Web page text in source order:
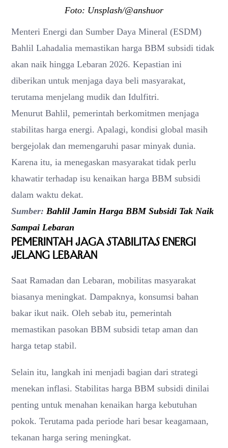
Foto: Unsplash/@anshuor
Menteri Energi dan Sumber Daya Mineral (ESDM)
Bahlil Lahadalia memastikan harga BBM subsidi tidak
akan naik hingga Lebaran 2026. Kepastian ini
diberikan untuk menjaga daya beli masyarakat,
terutama menjelang mudik dan Idulfitri.
Menurut Bahlil, pemerintah berkomitmen menjaga
stabilitas harga energi. Apalagi, kondisi global masih
bergejolak dan memengaruhi pasar minyak dunia.
Karena itu, ia menegaskan masyarakat tidak perlu
khawatir terhadap isu kenaikan harga BBM subsidi
dalam waktu dekat.
Sumber: Bahlil Jamin Harga BBM Subsidi Tak Naik
Sampai Lebaran
Pemerintah Jaga Stabilitas Energi
Jelang Lebaran
Saat Ramadan dan Lebaran, mobilitas masyarakat
biasanya meningkat. Dampaknya, konsumsi bahan
bakar ikut naik. Oleh sebab itu, pemerintah
memastikan pasokan BBM subsidi tetap aman dan
harga tetap stabil.
Selain itu, langkah ini menjadi bagian dari strategi
menekan inflasi. Stabilitas harga BBM subsidi dinilai
penting untuk menahan kenaikan harga kebutuhan
pokok. Terutama pada periode hari besar keagamaan,
tekanan harga sering meningkat.